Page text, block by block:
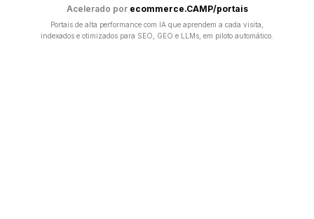
Acelerado por ecommerce.CAMP/portais
Portais de alta performance com IA que aprendem a cada visita,
indexados e otimizados para SEO, GEO e LLMs, em piloto automático.